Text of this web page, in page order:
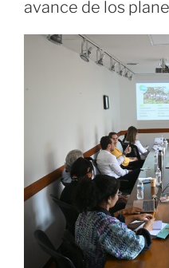
avance de los